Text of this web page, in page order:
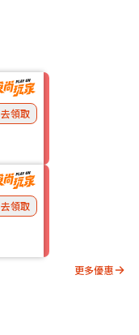
去領取
去領取
更多優惠